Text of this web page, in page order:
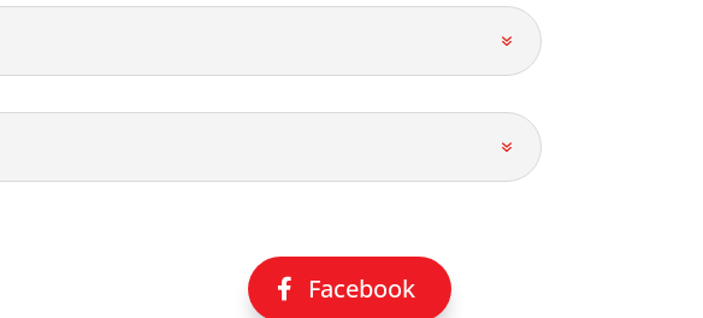
Facebook